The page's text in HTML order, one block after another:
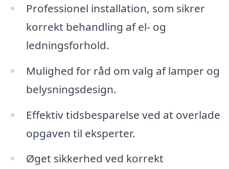
Professionel installation, som sikrer
korrekt behandling af el- og
ledningsforhold.
Mulighed for råd om valg af lamper og
belysningsdesign.
Effektiv tidsbesparelse ved at overlade
opgaven til eksperter.
Øget sikkerhed ved korrekt